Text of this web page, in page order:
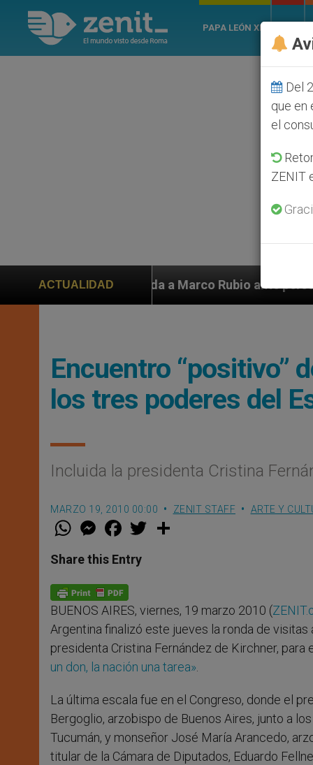
PAPA LEÓN XIV
ACTUALIDAD
ayuda a Marco Rubio ante persecución de
Encuentro “positivo”
los tres poderes del
Incluida la presidenta Cristina
MARZO 19, 2010 00:00 ZENIT STAFF ARTE Y
W
t
s
p
p
M
e
s
e
g
e
r
F
a
e
b
o
k
w
Share this Entry
BUENOS AIRES, viernes, 19 marzo 2010 (
Argentina finalizó este jueves la ronda de
presidenta Cristina Fernández de Kirchner,
un don, la nación una tarea».
La última escala fue en el Congreso, donde el
Bergoglio, arzobispo de Buenos Aires, junto a
Tucumán, y monseñor José María Arancedo,
titular de la Cámara de Diputados, Eduardo
Del
que en
el
ZENIT